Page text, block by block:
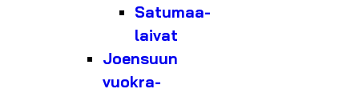
Satumaa-
laivat
Joensuun
vuokra-